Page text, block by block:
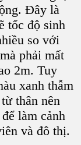
Đây là
tốc độ sinh
so với
phải mất
2m. Tuy
xanh thẫm
thân nên
làm cảnh
và đô thị.